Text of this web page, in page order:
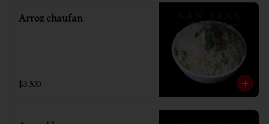
Arroz chaufan
$3.300